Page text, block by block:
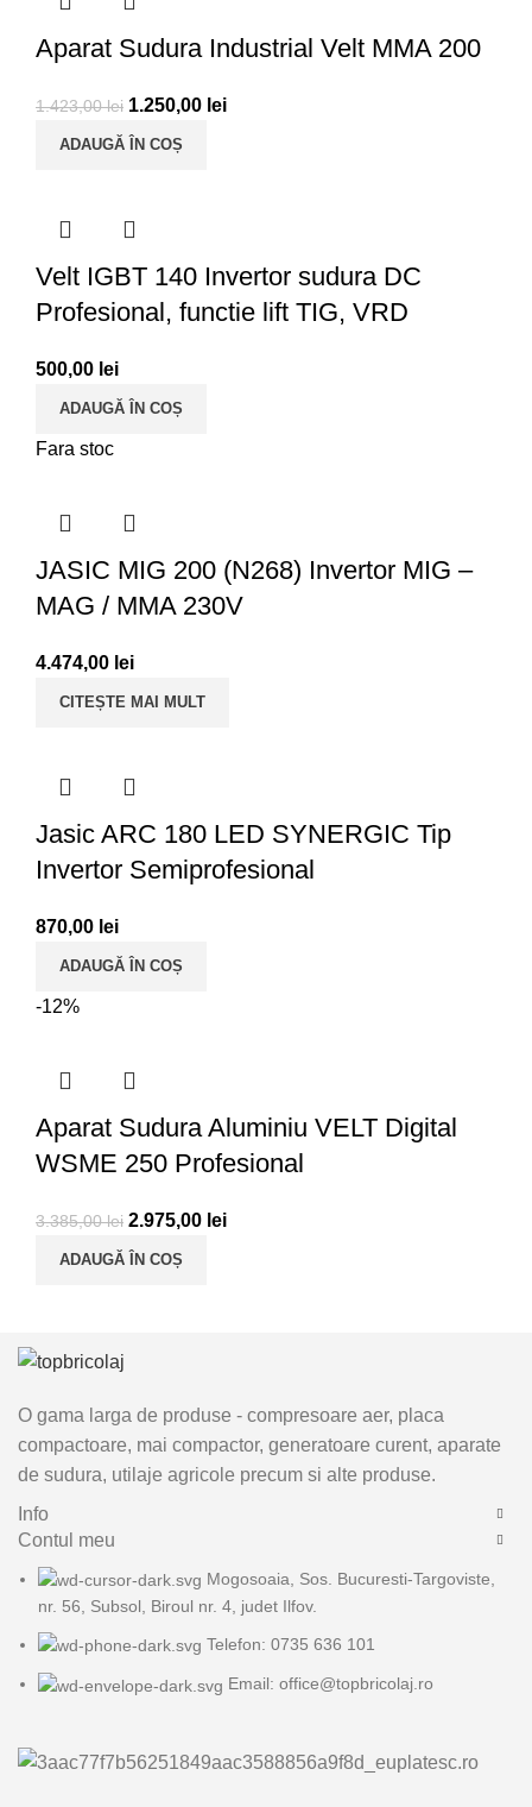
Aparat Sudura Industrial Velt MMA 200
1.423,00lei 1.250,00 lei
ADAUGĂ ÎN COȘ
Velt IGBT 140 Invertor sudura DC
Profesional, functie lift TIG, VRD
500,00 lei
ADAUGĂ ÎN COȘ
Fara stoc
JASIC MIG 200 (N268) Invertor MIG –
MAG / MMA 230V
4.474,00 lei
CITEȘTE MAI MULT
Jasic ARC 180 LED SYNERGIC Tip
Invertor Semiprofesional
870,00 lei
ADAUGĂ ÎN COȘ
-12%
Aparat Sudura Aluminiu VELT Digital
WSME 250 Profesional
3.385,00lei 2.975,00 lei
ADAUGĂ ÎN COȘ
O gama larga de produse - compresoare aer, placa
compactoare, mai compactor, generatoare curent, aparate
de sudura, utilaje agricole precum si alte produse.
Info
Contul meu
Mogosoaia, Sos. Bucuresti-Targoviste,
nr. 56, Subsol, Biroul nr. 4, judet Ilfov.
Telefon: 0735 636 101
Email: office@topbricolaj.ro